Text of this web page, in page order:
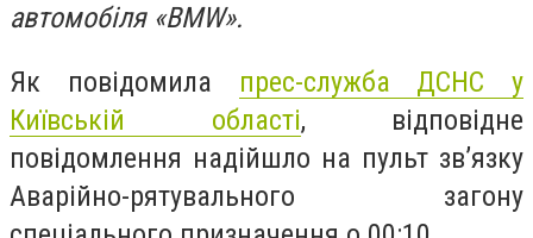
автомобіля «BMW».
Як повідомила прес-служба ДСНС у
Київській області, відповідне
повідомлення надійшло на пульт зв’язку
Аварійно-рятувального загону